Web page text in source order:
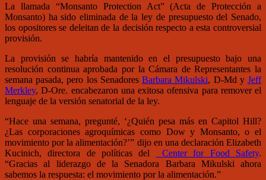
La llamada “Monsanto Protection Act” (Acta de Protección a
Monsanto) ha sido eliminada de la ley de presupuesto del Senado,
los opositores se deleitan de la decisión respecto a esta controversial
provisión.
La provisión se habría mantenido en el presupuesto bajo una
resolución continua aprobada por la Cámara de Representantes la
semana pasada, pero los SenadoresBarbara Mikulski, D-Md yJeff
Merkley, D-Ore. encabezaron una exitosa ofensiva para remover el
lenguaje de la versión senatorial de la ley.
“Hace una semana, pregunté, ‘¿Quién pesa más en Capitol Hill?
¿Las corporaciones agroquímicas como Dow y Monsanto, o el
movimiento por la alimentación?’” dijo en una declaración Elizabeth
Kucinich, directora de políticas del
Center for Food Safety.
“Gracias al liderazgo de la Senadora Barbara Mikulski ahora
sabemos la respuesta: el movimiento por la alimentación.”